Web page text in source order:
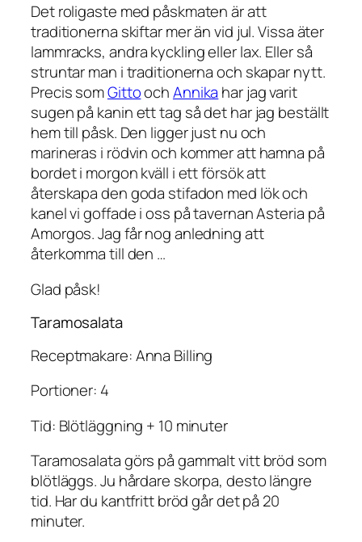
Det roligaste med påskmaten är att
traditionerna skiftar mer än vid jul. Vissa äter
lammracks, andra kyckling eller lax. Eller så
struntar man i traditionerna och skapar nytt.
Precis somGittoochAnnika har jag varit
sugen på kanin ett tag så det har jag beställt
hem till påsk. Den ligger just nu och
marineras i rödvin och kommer att hamna på
bordet i morgon kväll i ett försök att
återskapa den goda stifadon med lök och
kanel vi goffade i oss på tavernan Asteria på
Amorgos. Jag får nog anledning att
återkomma till den …
Glad påsk!
Taramosalata
Receptmakare: Anna Billing
Portioner: 4
Tid: Blötläggning + 10 minuter
Taramosalata görs på gammalt vitt bröd som
blötläggs. Ju hårdare skorpa, desto längre
tid. Har du kantfritt bröd går det på 20
minuter.